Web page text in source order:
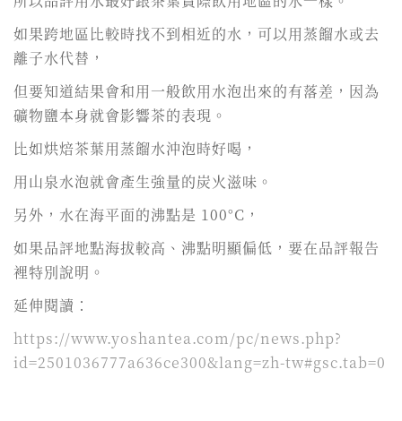
如果跨地區比較時找不到相近的水，可以用蒸餾水或去
離子水代替，
但要知道結果會和用一般飲用水泡出來的有落差，因為
礦物鹽本身就會影響茶的表現。
比如烘焙茶葉用蒸餾水沖泡時好喝，
用山泉水泡就會產生強量的炭火滋味。
另外，水在海平面的沸點是 100°C，
如果品評地點海拔較高、沸點明顯偏低，要在品評報告
裡特別說明。
延伸閱讀：
https://www.yoshantea.com/pc/news.php?
id=2501036777a636ce300&lang=zh-tw#gsc.tab=0